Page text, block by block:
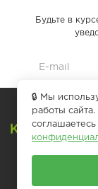
Будьте в
🔒 Мы
работы